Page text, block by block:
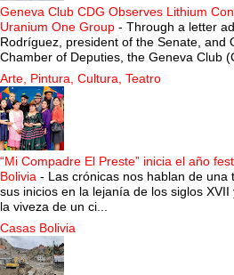
Geneva Club CDG Observes Lithium
Uranium One Group - Through a letter
Rodríguez, president of the Senate, and
Chamber of Deputies, the Geneva Club
Arte, Pintura, Cultura, Teatro
“Mi Compadre El Preste” inicia el año
Bolivia - Las crónicas nos hablan de
sus inicios en la lejanía de los siglos
la viveza de un ci...
Casas Bolivia